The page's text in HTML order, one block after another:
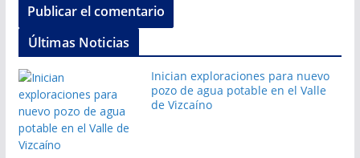
Últimas Noticias
Inician exploraciones para nuevo
pozo de agua potable en el Valle
de Vizcaíno